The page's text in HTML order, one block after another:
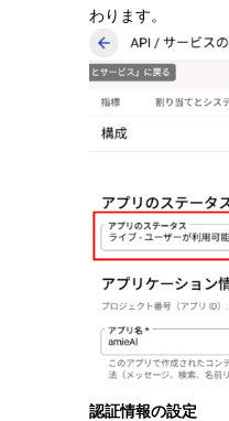
わります。
認証情報の設定